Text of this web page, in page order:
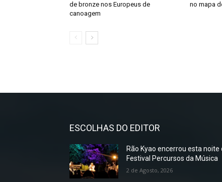
de bronze nos Europeus de
canoagem
no mapa
ESCOLHAS DO EDITOR
Rão Kyao encerrou esta noite
Festival Percursos da Música
2 de Agosto, 2026